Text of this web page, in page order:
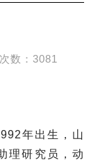
数： 3081
年出生，山
理研究员，动